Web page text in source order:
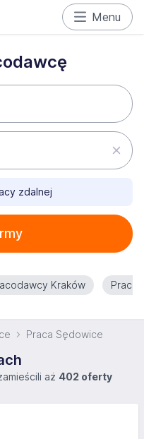
Menu
zdalnej
Kraków
Praca Sędowice
aż 402 oferty